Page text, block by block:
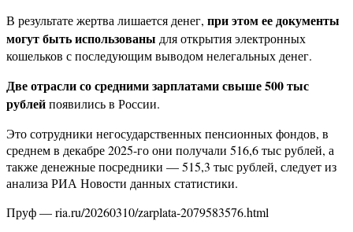
В результате жертва лишается денег, при этом ее документы
могут быть использованы для открытия электронных
кошельков с последующим выводом нелегальных денег.
Две отрасли со средними зарплатами свыше 500 тыс
рублейпоявились в России.
Это сотрудники негосударственных пенсионных фондов, в
среднем в декабре 2025-го они получали 516,6 тыс рублей, а
также денежные посредники — 515,3 тыс рублей, следует из
анализа РИА Новости данных статистики.
Пруф — ria.ru/20260310/zarplata-2079583576.html